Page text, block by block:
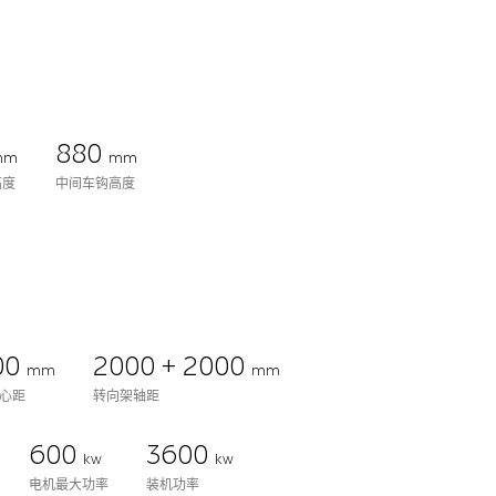
880 mm
中间车钩高度
mm
距
2000 + 2000 mm
转向架轴距
600 kw
电机最大功率
3600 kw
装机功率